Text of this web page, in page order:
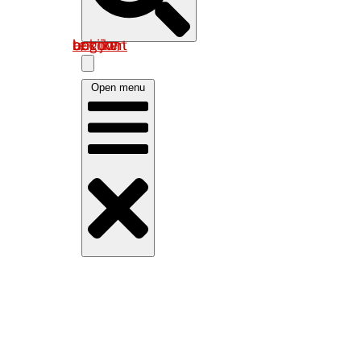
Log in om uw account te bekijken
Open menu